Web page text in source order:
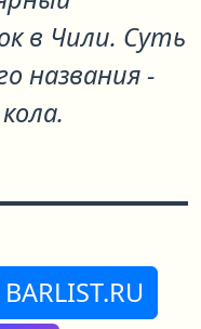
в Чили. Суть
названия -
BARLIST.RU